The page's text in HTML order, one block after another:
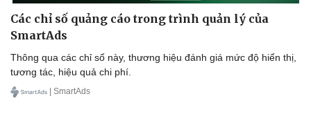
Vì cộng đồng
Chuyển đổi số
Các chỉ số quảng cáo trong trình quản lý của
SmartAds
Thông qua các chỉ số này, thương hiệu đánh giá mức độ hiển thị,
tương tác, hiệu quả chi phí.
| SmartAds